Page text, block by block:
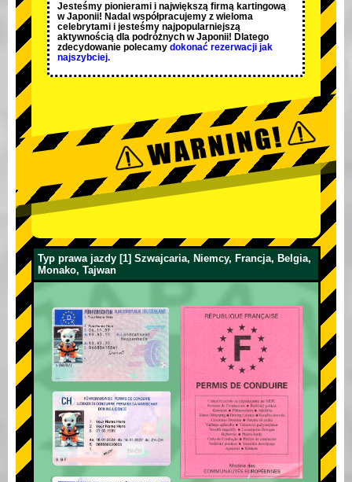
Jesteśmy pionierami i największą firmą kartingową
w Japonii! Nadal współpracujemy z wieloma
celebrytami i jesteśmy najpopularniejszą
aktywnością dla podróżnych w Japonii! Dlatego
zdecydowanie polecamy dokonać rezerwacji jak
najszybciej.
Typ prawa jazdy [1] Szwajcaria, Niemcy, Francja, Belgia,
Monako, Tajwan